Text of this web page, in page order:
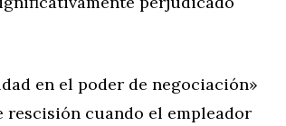
en el poder de negociación»
cuando el empleador